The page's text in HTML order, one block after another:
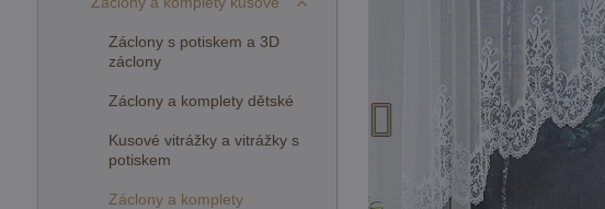
Záclony s potiskem a 3D
záclony
Záclony a komplety dětské
Kusové vitrážky a vitrážky s
potiskem
Záclony a komplety